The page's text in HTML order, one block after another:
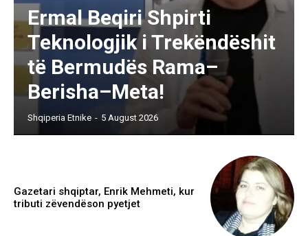
Ermal Beqiri Shpirti
Teknologjik i Trekëndëshit
të Bermudës Rama–
Berisha–Meta!
Shqiperia Etnike - 5 August 2026
Gazetari shqiptar, Enrik Mehmeti, kur
tributi zëvendëson pyetjet